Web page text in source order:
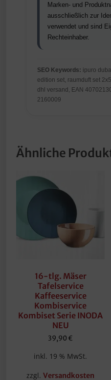
Marken- und
ausschließlich zur
verwendet und sind
Rechteinhaber.
SEO Keywords: ipuro
edition set, raumduft set
dhl versand, EAN
2160009
Ähnliche
16-tlg. Mäser
Tafelservice
Kaffeeservice
Kombiservice
Kombiset Serie INODA
NEU
39,90 €
inkl. 19 % MwSt.
zzgl.Versandkosten